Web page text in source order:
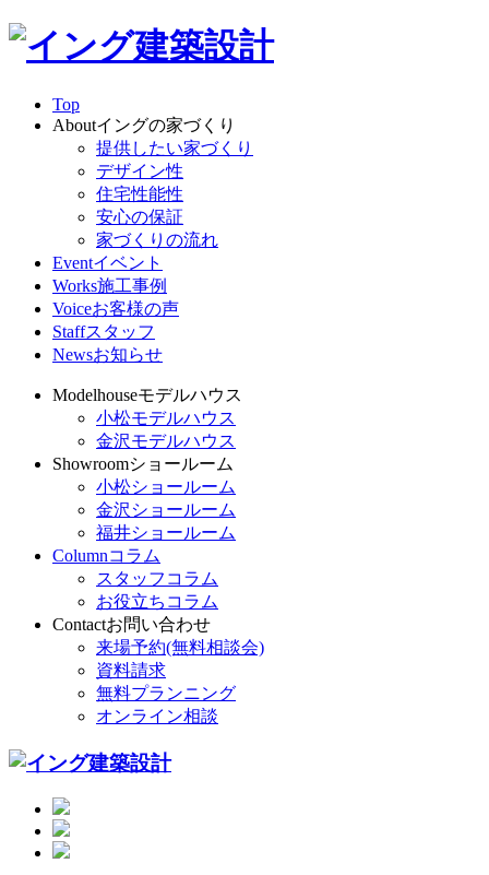
Top
Aboutイングの家づくり
提供したい家づくり
デザイン性
住宅性能性
安心の保証
家づくりの流れ
Eventイベント
Works施工事例
Voiceお客様の声
Staffスタッフ
Newsお知らせ
Modelhouseモデルハウス
小松モデルハウス
金沢モデルハウス
Showroomショールーム
小松ショールーム
金沢ショールーム
福井ショールーム
Columnコラム
スタッフコラム
お役立ちコラム
Contactお問い合わせ
来場予約(無料相談会)
資料請求
無料プランニング
オンライン相談